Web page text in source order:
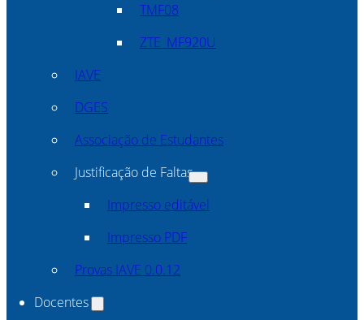
TMF08
ZTE_MF920U
IAVE
DGES
Associação de Estudantes
Justificação de Faltas
Impresso editável
Impresso PDF
Provas IAVE 0.0.12
Docentes